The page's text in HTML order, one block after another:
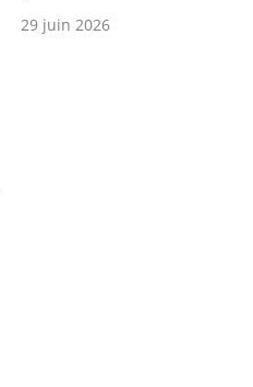
29 juin 2026